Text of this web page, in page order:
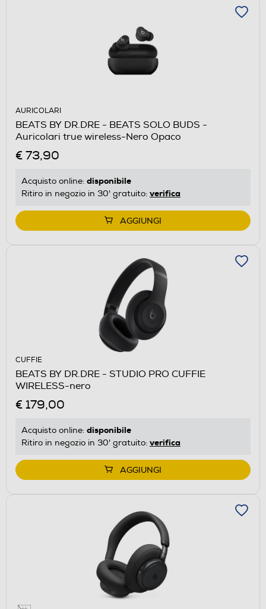
AURICOLARI
BEATS BY DR.DRE - BEATS SOLO BUDS -
Auricolari true wireless-Nero Opaco
€ 73,90
Acquisto online: disponibile
Ritiro in negozio in 30' gratuito: verifica
AGGIUNGI
CUFFIE
BEATS BY DR.DRE - STUDIO PRO CUFFIE
WIRELESS-nero
€ 179,00
Acquisto online: disponibile
Ritiro in negozio in 30' gratuito: verifica
AGGIUNGI